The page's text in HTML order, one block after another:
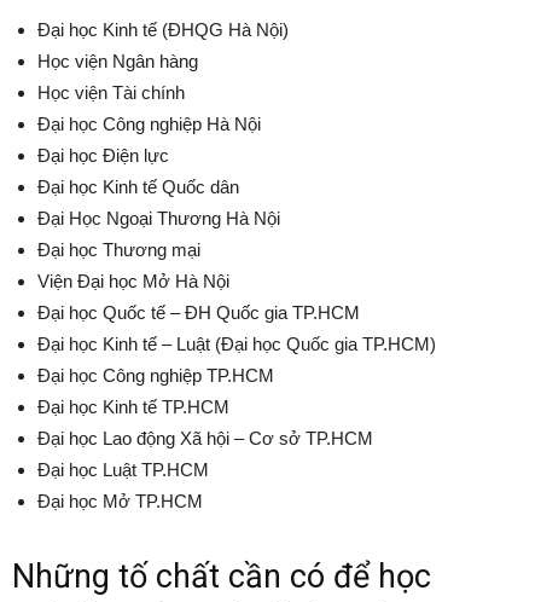
Đại học Kinh tế (ĐHQG Hà Nội)
Học viện Ngân hàng
Học viện Tài chính
Đại học Công nghiệp Hà Nội
Đại học Điện lực
Đại học Kinh tế Quốc dân
Đại Học Ngoại Thương Hà Nội
Đại học Thương mại
Viện Đại học Mở Hà Nội
Đại học Quốc tế – ĐH Quốc gia TP.HCM
Đại học Kinh tế – Luật (Đại học Quốc gia TP.HCM)
Đại học Công nghiệp TP.HCM
Đại học Kinh tế TP.HCM
Đại học Lao động Xã hội – Cơ sở TP.HCM
Đại học Luật TP.HCM
Đại học Mở TP.HCM
Những tố chất cần có để học